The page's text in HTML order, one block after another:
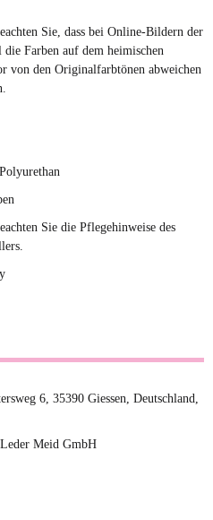
Sie, dass bei Online-Bildern der
Farben auf dem heimischen
von den Originalfarbtönen abweichen
Sie die Pflegehinweise des
6, 35390 Giessen, Deutschland,
Meid GmbH